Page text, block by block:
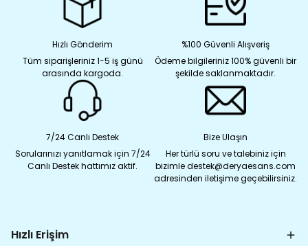
Hızlı Gönderim
Tüm siparişleriniz 1-5 iş günü
arasında kargoda.
%100 Güvenli Alışveriş
Ödeme bilgileriniz 100% güvenli bir
şekilde saklanmaktadır.
7/24 Canlı Destek
Sorularınızı yanıtlamak için 7/24
Canlı Destek hattımız aktif.
Bize Ulaşın
Her türlü soru ve talebiniz için
bizimle destek@deryaesans.com
adresinden iletişime geçebilirsiniz.
Hızlı Erişim